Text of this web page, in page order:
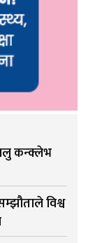
कन्क्लेभ
विश्व